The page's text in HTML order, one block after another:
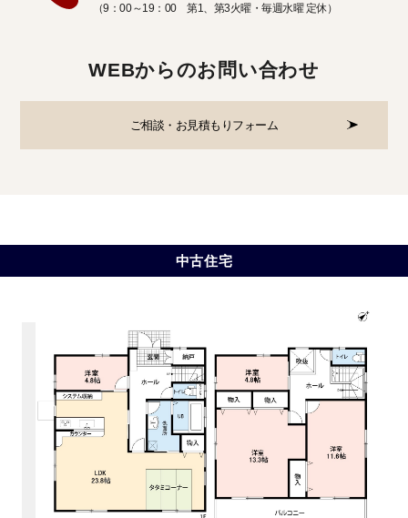
（9：00～19：00 第1、第3火曜・毎週水曜 定休）
WEBからのお問い合わせ
ご相談・お見積もりフォーム
中古住宅